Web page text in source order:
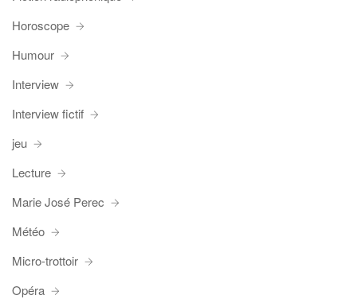
Horoscope
Humour
Interview
Interview fictif
jeu
Lecture
Marie José Perec
Météo
Micro-trottoir
Opéra